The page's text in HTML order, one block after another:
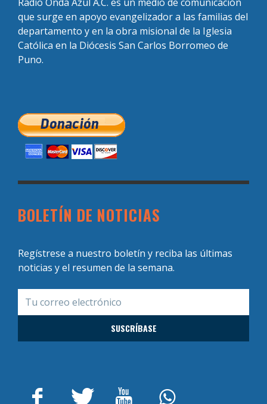
que surge en apoyo evangelizador a las familias del
departamento y en la obra misional de la Iglesia
Católica en la Diócesis San Carlos Borromeo de
Puno.
BOLETÍN DE NOTICIAS
Regístrese a nuestro boletín y reciba las últimas
noticias y el resumen de la semana.